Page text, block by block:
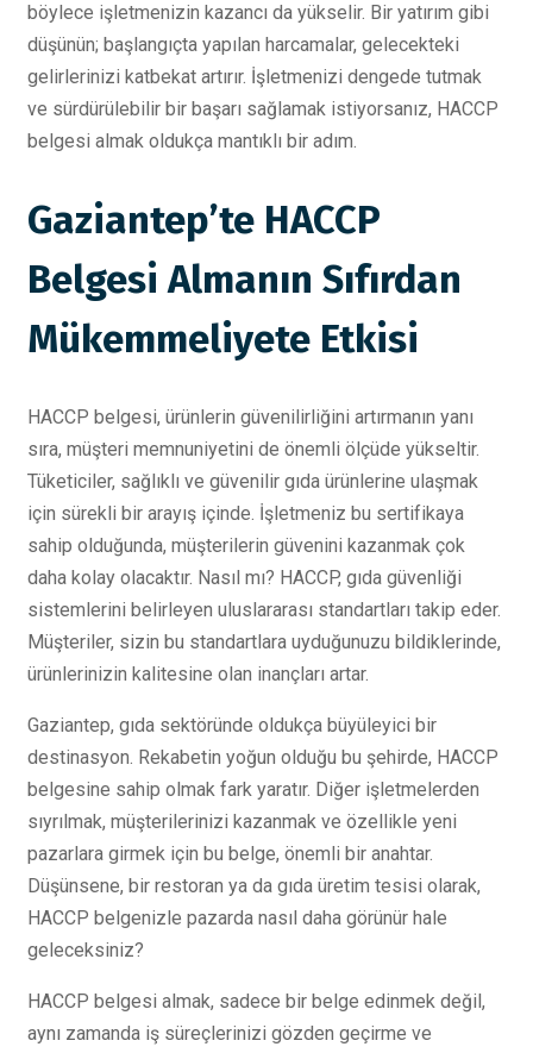
böylece işletmenizin kazancı da yükselir. Bir yatırım gibi
düşünün; başlangıçta yapılan harcamalar, gelecekteki
gelirlerinizi katbekat artırır. İşletmenizi dengede tutmak
ve sürdürülebilir bir başarı sağlamak istiyorsanız, HACCP
belgesi almak oldukça mantıklı bir adım.
Gaziantep’te HACCP
Belgesi Almanın Sıfırdan
Mükemmeliyete Etkisi
HACCP belgesi, ürünlerin güvenilirliğini artırmanın yanı
sıra, müşteri memnuniyetini de önemli ölçüde yükseltir.
Tüketiciler, sağlıklı ve güvenilir gıda ürünlerine ulaşmak
için sürekli bir arayış içinde. İşletmeniz bu sertifikaya
sahip olduğunda, müşterilerin güvenini kazanmak çok
daha kolay olacaktır. Nasıl mı? HACCP, gıda güvenliği
sistemlerini belirleyen uluslararası standartları takip eder.
Müşteriler, sizin bu standartlara uyduğunuzu bildiklerinde,
ürünlerinizin kalitesine olan inançları artar.
Gaziantep, gıda sektöründe oldukça büyüleyici bir
destinasyon. Rekabetin yoğun olduğu bu şehirde, HACCP
belgesine sahip olmak fark yaratır. Diğer işletmelerden
sıyrılmak, müşterilerinizi kazanmak ve özellikle yeni
pazarlara girmek için bu belge, önemli bir anahtar.
Düşünsene, bir restoran ya da gıda üretim tesisi olarak,
HACCP belgenizle pazarda nasıl daha görünür hale
geleceksiniz?
HACCP belgesi almak, sadece bir belge edinmek değil,
aynı zamanda iş süreçlerinizi gözden geçirme ve